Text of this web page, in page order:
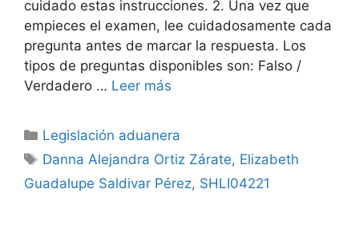
cuidado estas instrucciones. 2. Una vez que
empieces el examen, lee cuidadosamente cada
pregunta antes de marcar la respuesta. Los
tipos de preguntas disponibles son: Falso /
Verdadero … Leer más
Categorías
Legislación aduanera
Etiquetas
Danna Alejandra Ortiz Zárate, Elizabeth
Guadalupe Saldivar Pérez, SHLI04221